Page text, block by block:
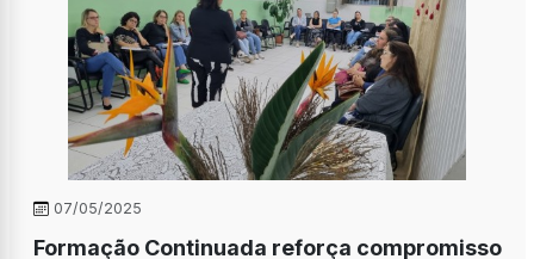
07/05/2025
Formação Continuada reforça compromisso